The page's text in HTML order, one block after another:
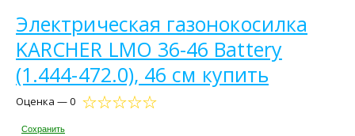
Электрическая газонокосилка
KARCHER LMO 36-46 Battery
(1.444-472.0), 46 см купить
Оценка — 0
Сохранить